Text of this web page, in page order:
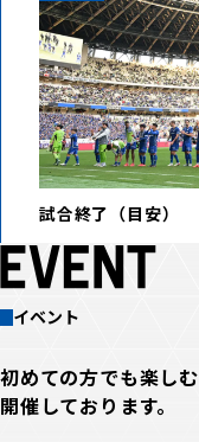
試合終了（目安）
イベント
初めての方でも楽し
開催しております。